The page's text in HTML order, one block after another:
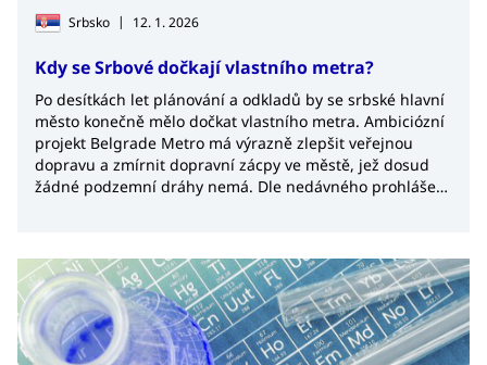
Srbsko | 12. 1. 2026
Kdy se Srbové dočkají vlastního metra?
Po desítkách let plánování a odkladů by se srbské hlavní
město konečně mělo dočkat vlastního metra. Ambiciózní
projekt Belgrade Metro má výrazně zlepšit veřejnou
dopravu a zmírnit dopravní zácpy ve městě, jež dosud
žádné podzemní dráhy nemá. Dle nedávného prohlášení